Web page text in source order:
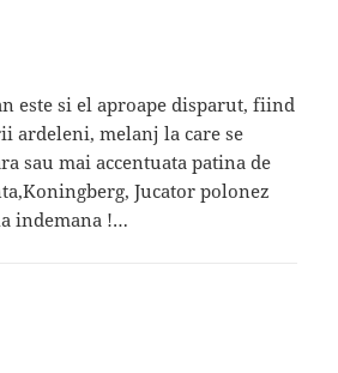
este si el aproape disparut, fiind
ardeleni, melanj la care se
sau mai accentuata patina de
Jucator polonez
indemana !…